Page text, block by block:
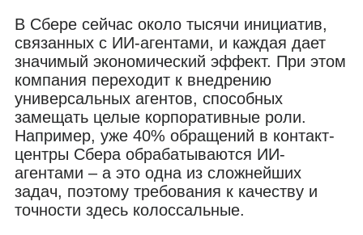
В Сбере сейчас около тысячи инициатив,
связанных с ИИ-агентами, и каждая дает
значимый экономический эффект. При этом
компания переходит к внедрению
универсальных агентов, способных
замещать целые корпоративные роли.
Например, уже 40% обращений в контакт-
центры Сбера обрабатываются ИИ-
агентами – а это одна из сложнейших
задач, поэтому требования к качеству и
точности здесь колоссальные.